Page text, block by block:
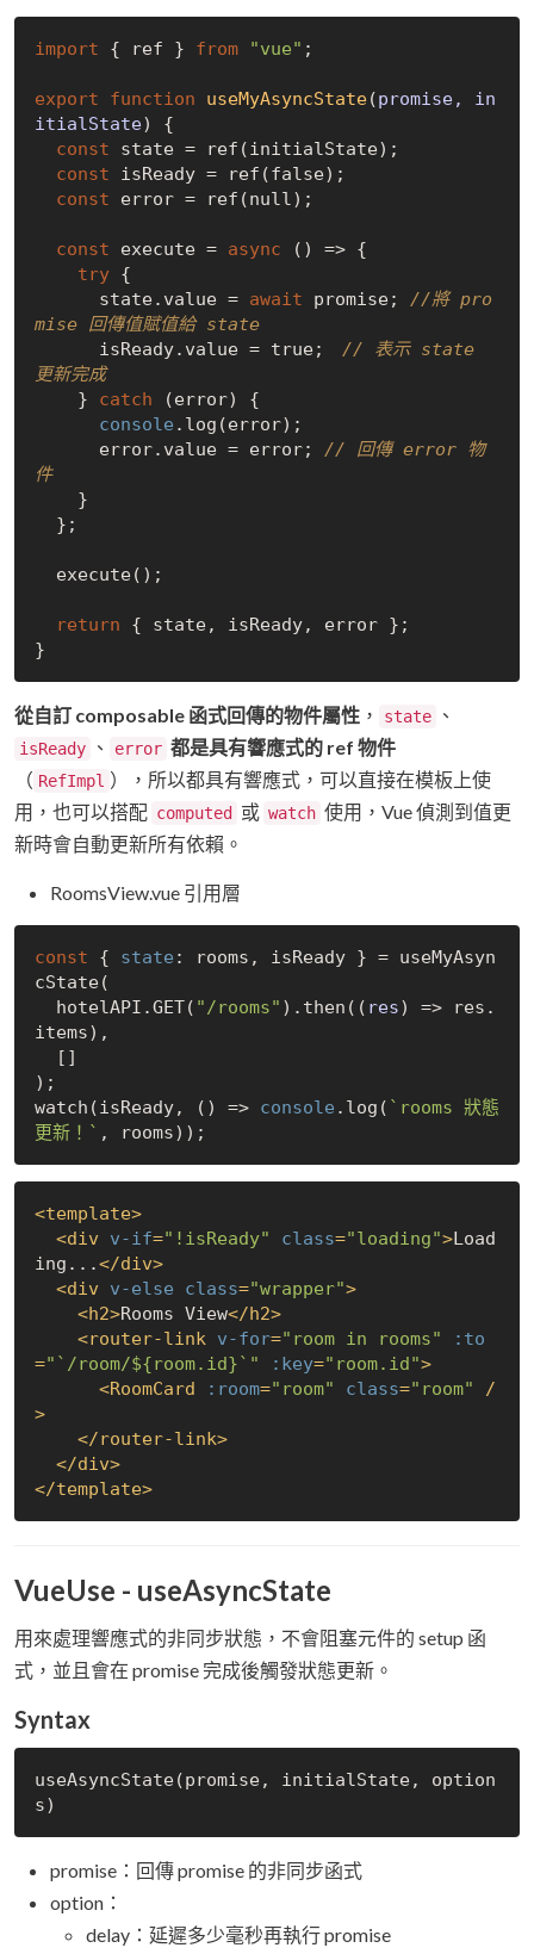
import { ref } from "vue" ;
export function useMyAsyncState(promise, in
itialState) {
const state = ref(initialState);
const isReady = ref(false);
const error = ref(null);
const execute = async () => {
try {
      state.value =
await promise; //將 pro
mise 回傳值賦值給 state
      isReady.value =
true; // 表示 state
更新完成
    }
catch (error) {
console .log(error);
      error.value = error;
// 回傳 error 物
件
return { state, isReady, error };
從自訂 composable 函式回傳的物件屬性 ， state 、
isReady 、 error 都是具有響應式的 ref 物件
（ RefImpl ），所以都具有響應式，可以直接在模板上使
用，也可以搭配 computed 或 watch 使用，Vue 偵測到值更
新時會自動更新所有依賴。
RoomsView.vue 引用層
const { state : rooms, isReady } = useMyAsyn
cState(
  hotelAPI.GET(
"/rooms" ).then( ( res) => res.
items),
);
watch(isReady, () => console .log( `rooms 狀態
更新！`
<template>
<div v-if="!isReady" class="loading">Load
ing...</div>
<div v-else class="wrapper">
<h2>Rooms View</h2>
<router-link v-for="room in rooms"
:to
="`/room/${room.id}`" :key="room.id">
<RoomCard :room="room" class="room" /
>
</router-link>
</div>
</template>
VueUse - useAsyncState
用來處理響應式的非同步狀態，不會阻塞元件的 setup 函
式，並且會在 promise 完成後觸發狀態更新。
Syntax
useAsyncState(promise, initialState, option
promise：回傳 promise 的非同步函式
option：
delay：延遲多少毫秒再執行 promise